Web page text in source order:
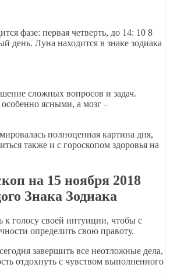
фазе: первая четверть, до 14: 10 8
день. Луна находится в знаке зодиака
сложных вопросов и задач.
ясными, а мозг –
полноценная картина дня,
также и с гороскопом здоровья на
на 15 ноября 2018
Знака Зодиака
к голосу своей интуиции, чтобы с
определить свою правоту.
завершить все неотложные дела,
отдохнуть с чувством выполненного